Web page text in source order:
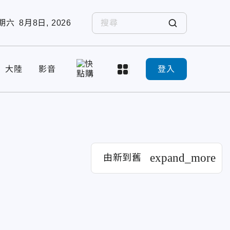
六 8月8日, 2026
大陸 影音 登入
由新到舊 expand_more